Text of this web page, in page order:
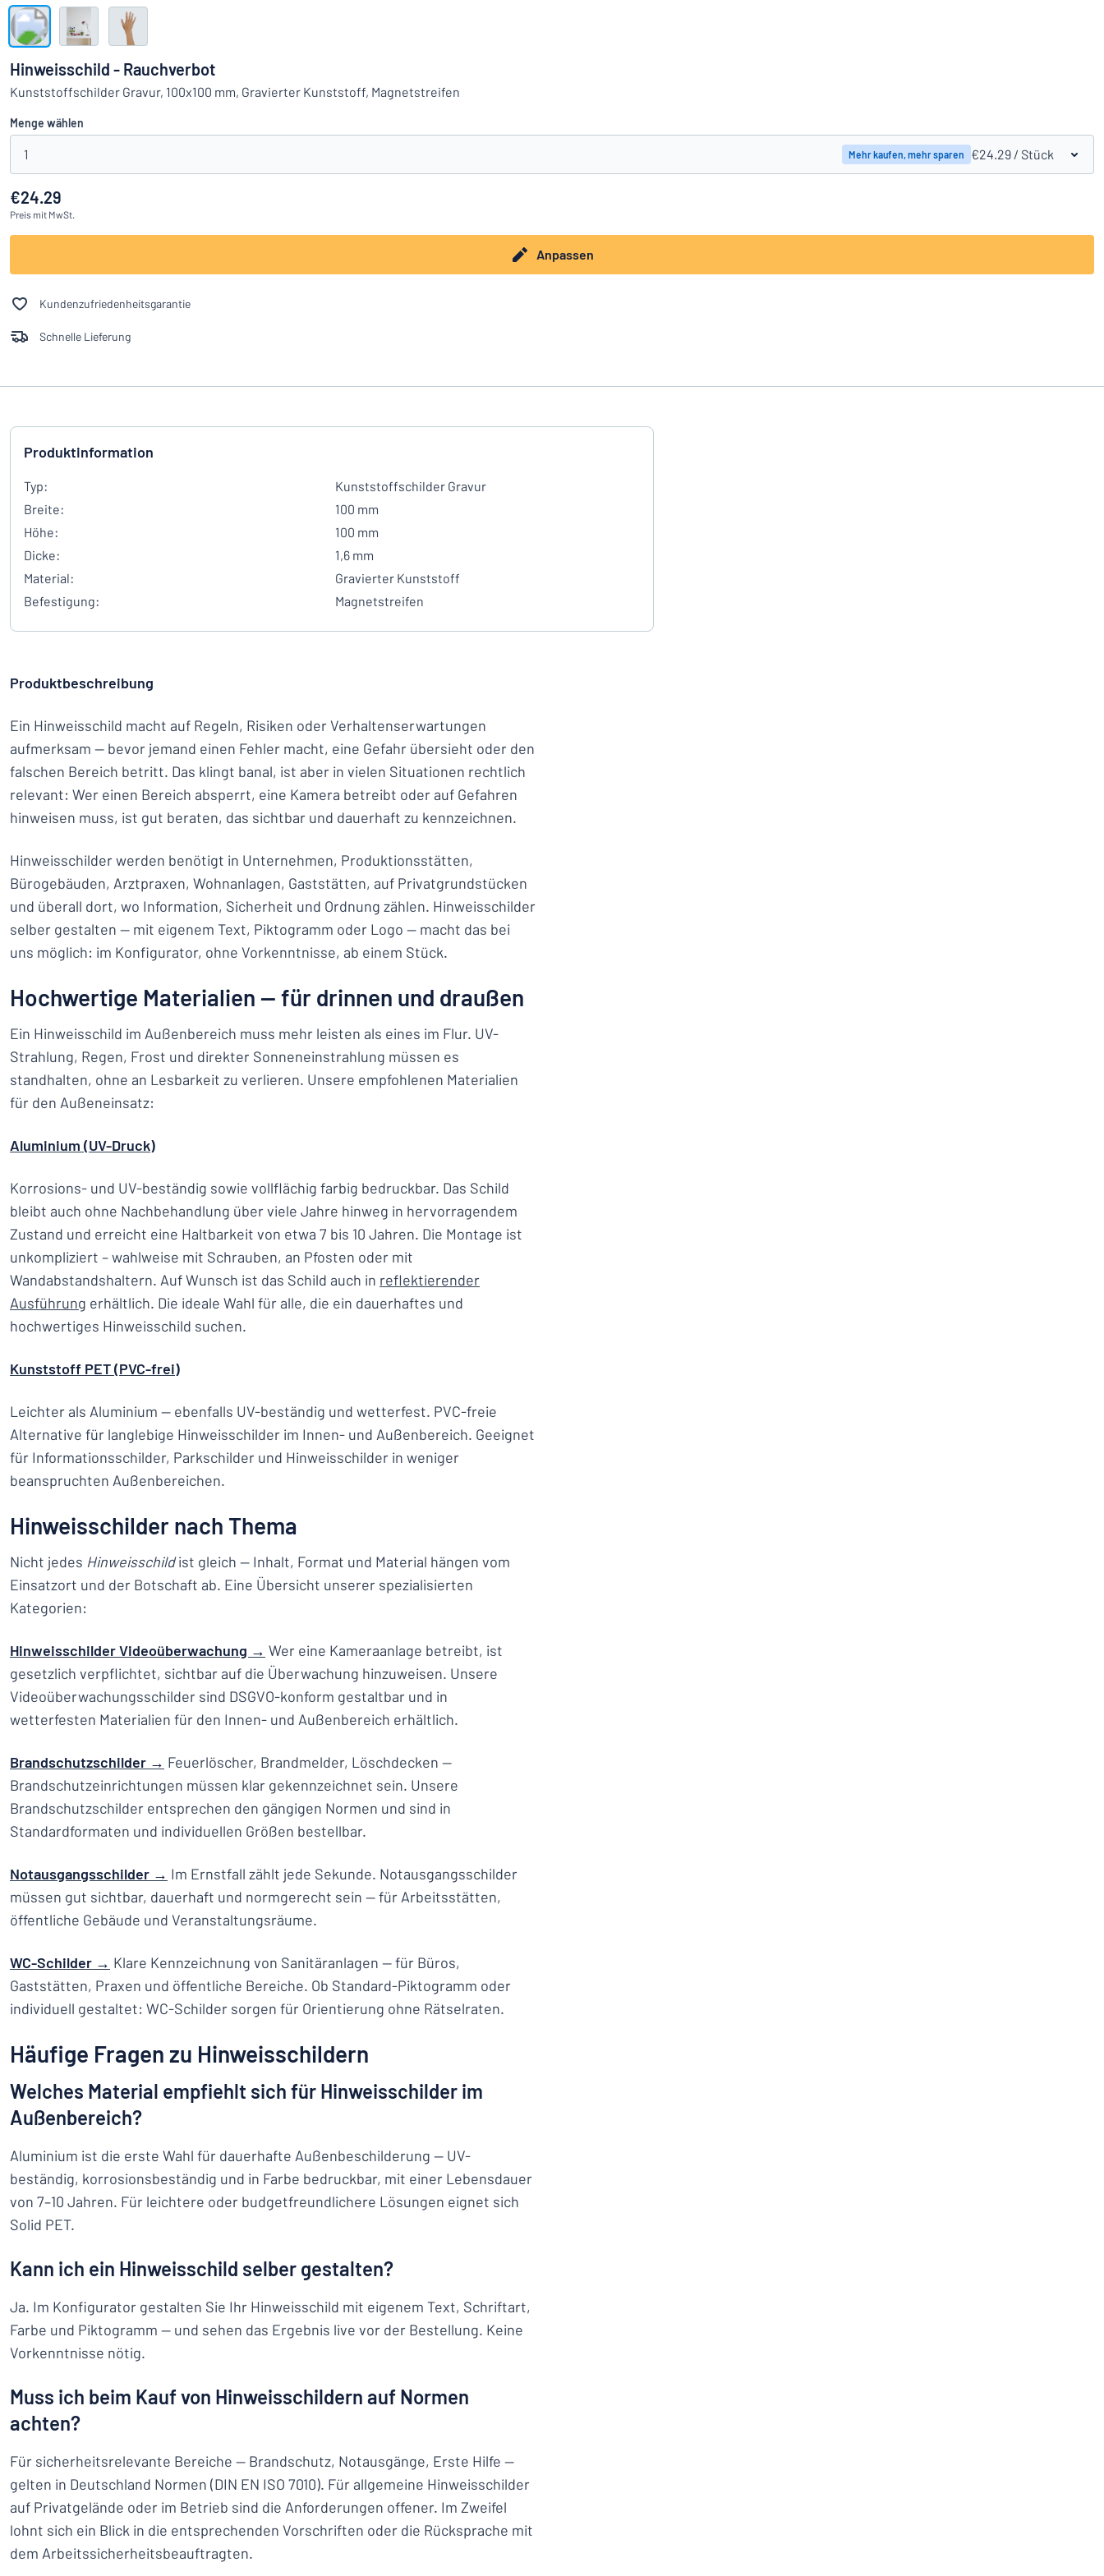
Das Gesuchte nicht gefunden?
Alle Kategorien anzeigen
Einloggen
Kundenservice
Privat
Hinweisschild - Rauchverbot
Kunststoffschilder Gravur, 100x100 mm, Gravierter Kunststoff, Magnetstreifen
Menge wählen
1 Mehr kaufen, mehr sparen €24.29 / Stück
€24.29
Preis mit MwSt.
Anpassen
Kundenzufriedenheitsgarantie
Schnelle Lieferung
Produktinformation
Typ:
Kunststoffschilder Gravur
Breite:
100 mm
Höhe:
100 mm
Dicke:
1,6 mm
Material:
Gravierter Kunststoff
Befestigung:
Magnetstreifen
Produktbeschreibung
Ein Hinweisschild macht auf Regeln, Risiken oder Verhaltenserwartungen
aufmerksam — bevor jemand einen Fehler macht, eine Gefahr übersieht oder den
falschen Bereich betritt. Das klingt banal, ist aber in vielen Situationen rechtlich
relevant: Wer einen Bereich absperrt, eine Kamera betreibt oder auf Gefahren
hinweisen muss, ist gut beraten, das sichtbar und dauerhaft zu kennzeichnen.
Hinweisschilder werden benötigt in Unternehmen, Produktionsstätten,
Bürogebäuden, Arztpraxen, Wohnanlagen, Gaststätten, auf Privatgrundstücken
und überall dort, wo Information, Sicherheit und Ordnung zählen. Hinweisschilder
selber gestalten — mit eigenem Text, Piktogramm oder Logo — macht das bei
uns möglich: im Konfigurator, ohne Vorkenntnisse, ab einem Stück.
Hochwertige Materialien — für drinnen und draußen
Ein Hinweisschild im Außenbereich muss mehr leisten als eines im Flur. UV-
Strahlung, Regen, Frost und direkter Sonneneinstrahlung müssen es
standhalten, ohne an Lesbarkeit zu verlieren. Unsere empfohlenen Materialien
für den Außeneinsatz:
Aluminium (UV-Druck)
Korrosions- und UV-beständig sowie vollflächig farbig bedruckbar. Das Schild
bleibt auch ohne Nachbehandlung über viele Jahre hinweg in hervorragendem
Zustand und erreicht eine Haltbarkeit von etwa 7 bis 10 Jahren. Die Montage ist
unkompliziert – wahlweise mit Schrauben, an Pfosten oder mit
Wandabstandshaltern. Auf Wunsch ist das Schild auch in reflektierender
Ausführung erhältlich. Die ideale Wahl für alle, die ein dauerhaftes und
hochwertiges Hinweisschild suchen.
Kunststoff PET (PVC-frei)
Leichter als Aluminium — ebenfalls UV-beständig und wetterfest. PVC-freie
Alternative für langlebige Hinweisschilder im Innen- und Außenbereich. Geeignet
für Informationsschilder, Parkschilder und Hinweisschilder in weniger
beanspruchten Außenbereichen.
Hinweisschilder nach Thema
Nicht jedes Hinweisschildist gleich — Inhalt, Format und Material hängen vom
Einsatzort und der Botschaft ab. Eine Übersicht unserer spezialisierten
Kategorien:
Hinweisschilder Videoüberwachung → Wer eine Kameraanlage betreibt, ist
gesetzlich verpflichtet, sichtbar auf die Überwachung hinzuweisen. Unsere
Videoüberwachungsschilder sind DSGVO-konform gestaltbar und in
wetterfesten Materialien für den Innen- und Außenbereich erhältlich.
Brandschutzschilder → Feuerlöscher, Brandmelder, Löschdecken —
Brandschutzeinrichtungen müssen klar gekennzeichnet sein. Unsere
Brandschutzschilder entsprechen den gängigen Normen und sind in
Standardformaten und individuellen Größen bestellbar.
Notausgangsschilder → Im Ernstfall zählt jede Sekunde. Notausgangsschilder
müssen gut sichtbar, dauerhaft und normgerecht sein — für Arbeitsstätten,
öffentliche Gebäude und Veranstaltungsräume.
WC-Schilder → Klare Kennzeichnung von Sanitäranlagen — für Büros,
Gaststätten, Praxen und öffentliche Bereiche. Ob Standard-Piktogramm oder
individuell gestaltet: WC-Schilder sorgen für Orientierung ohne Rätselraten.
Häufige Fragen zu Hinweisschildern
Welches Material empfiehlt sich für Hinweisschilder im
Außenbereich?
Aluminium ist die erste Wahl für dauerhafte Außenbeschilderung — UV-
beständig, korrosionsbeständig und in Farbe bedruckbar, mit einer Lebensdauer
von 7–10 Jahren. Für leichtere oder budgetfreundlichere Lösungen eignet sich
Solid PET.
Kann ich ein Hinweisschild selber gestalten?
Ja. Im Konfigurator gestalten Sie Ihr Hinweisschild mit eigenem Text, Schriftart,
Farbe und Piktogramm — und sehen das Ergebnis live vor der Bestellung. Keine
Vorkenntnisse nötig.
Muss ich beim Kauf von Hinweisschildern auf Normen
achten?
Für sicherheitsrelevante Bereiche — Brandschutz, Notausgänge, Erste Hilfe —
gelten in Deutschland Normen (DIN EN ISO 7010). Für allgemeine Hinweisschilder
auf Privatgelände oder im Betrieb sind die Anforderungen offener. Im Zweifel
lohnt sich ein Blick in die entsprechenden Vorschriften oder die Rücksprache mit
dem Arbeitssicherheitsbeauftragten.